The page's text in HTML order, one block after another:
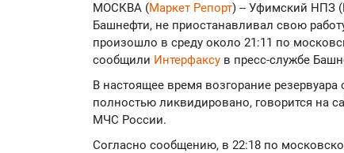
МОСКВА (Маркет Репорт) -- Уфимский НПЗ
Башнефти, не приостанавливал свою
произошло в среду около 21:11 по
сообщили Интерфаксу в пресс-службе
В настоящее время возгорание
полностью ликвидировано, говорится на
МЧС России.
Согласно сообщению, в 22:18 по